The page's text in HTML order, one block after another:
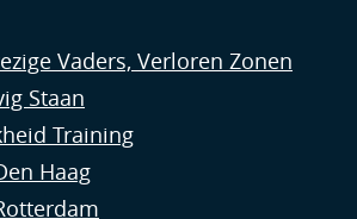
Vaders, Verloren Zonen
Staan
Training
Haag